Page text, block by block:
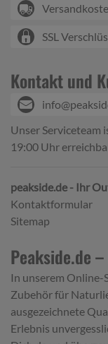
SSL
Kontakt und
Unser Serviceteam
19:00 Uhr
peakside.de - Ihr
Kontaktformular
Sitemap
Peakside.de
In unserem
Zubehör für
ausgezeichnete
Erlebnis